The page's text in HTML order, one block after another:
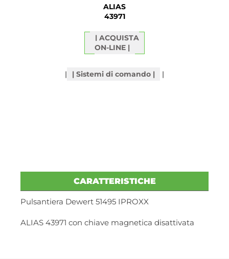
ALIAS
43971
ACQUISTA
ON-LINE
| Sistemi di comando |
CARATTERISTICHE
Pulsantiera Dewert 51495 IPROXX
ALIAS 43971 con chiave magnetica disattivata